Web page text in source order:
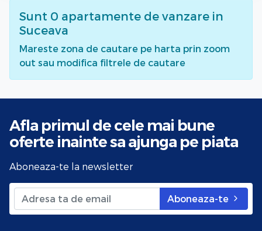
Sunt 0 apartamente de vanzare in
Suceava
Mareste zona de cautare pe harta prin zoom
out sau modifica filtrele de cautare
Afla primul de cele mai bune
oferte inainte sa ajunga pe piata
Aboneaza-te la newsletter
Aboneaza-te